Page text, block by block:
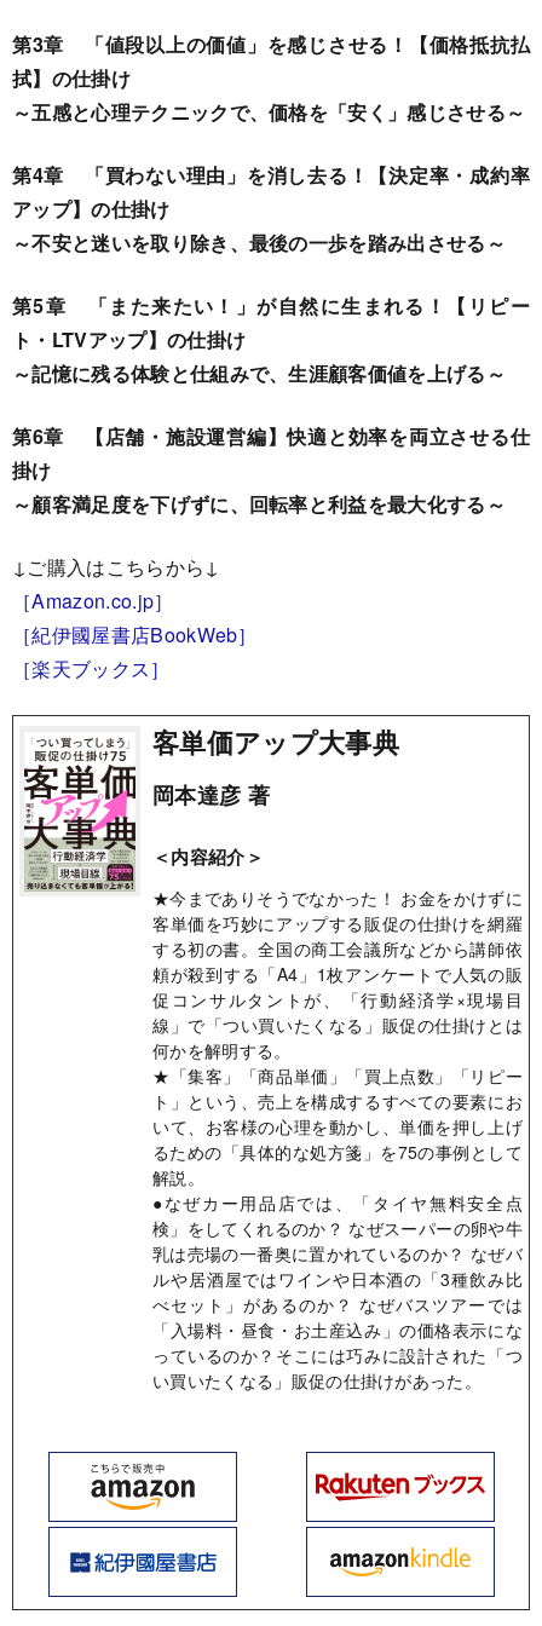
第3章 「値段以上の価値」を感じさせる！【価格抵抗払
拭】の仕掛け
～五感と心理テクニックで、価格を「安く」感じさせる～
第4章 「買わない理由」を消し去る！【決定率・成約率
アップ】の仕掛け
～不安と迷いを取り除き、最後の一歩を踏み出させる～
第5章 「また来たい！」が自然に生まれる！【リピー
ト・LTVアップ】の仕掛け
～記憶に残る体験と仕組みで、生涯顧客価値を上げる～
第6章 【店舗・施設運営編】快適と効率を両立させる仕
掛け
～顧客満足度を下げずに、回転率と利益を最大化する～
↓ご購入はこちらから↓
［Amazon.co.jp］
［紀伊國屋書店BookWeb］
［楽天ブックス］
客単価アップ大事典
岡本達彦 著
＜内容紹介＞
★今までありそうでなかった！ お金をかけずに
客単価を巧妙にアップする販促の仕掛けを網羅
する初の書。全国の商工会議所などから講師依
頼が殺到する「A4」1枚アンケートで人気の販
促コンサルタントが、「行動経済学×現場目
線」で「つい買いたくなる」販促の仕掛けとは
何かを解明する。
★「集客」「商品単価」「買上点数」「リピー
ト」という、売上を構成するすべての要素にお
いて、お客様の心理を動かし、単価を押し上げ
るための「具体的な処方箋」を75の事例として
解説。
●なぜカー用品店では、「タイヤ無料安全点
検」をしてくれるのか？ なぜスーパーの卵や牛
乳は売場の一番奥に置かれているのか？ なぜバ
ルや居酒屋ではワインや日本酒の「3種飲み比
べセット」があるのか？ なぜバスツアーでは
「入場料・昼食・お土産込み」の価格表示にな
っているのか？そこには巧みに設計された「つ
い買いたくなる」販促の仕掛けがあった。